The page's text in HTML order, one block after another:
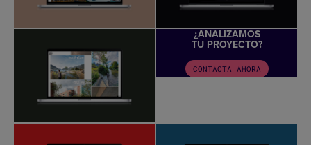
¿ANALIZAMOS
TU PROYECTO?
CONTACTA AHORA